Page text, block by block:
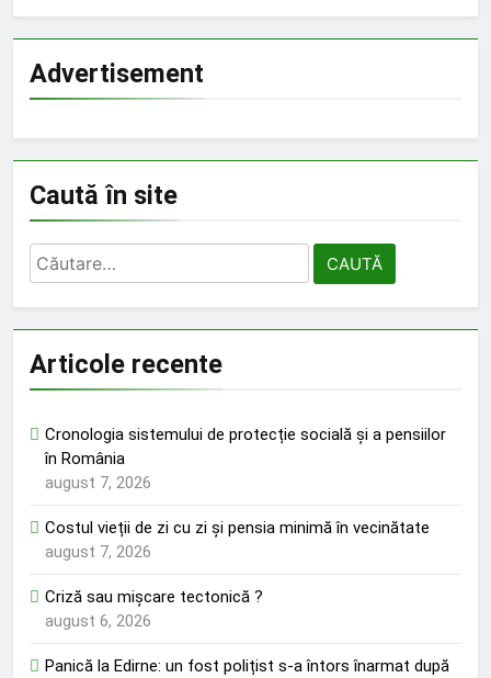
Advertisement
Caută în site
Caută
după:
Articole recente
Cronologia sistemului de protecție socială și a pensiilor
în România
august 7, 2026
Costul vieții de zi cu zi și pensia minimă în vecinătate
august 7, 2026
Criză sau mișcare tectonică ?
august 6, 2026
Panică la Edirne: un fost polițist s-a întors înarmat după